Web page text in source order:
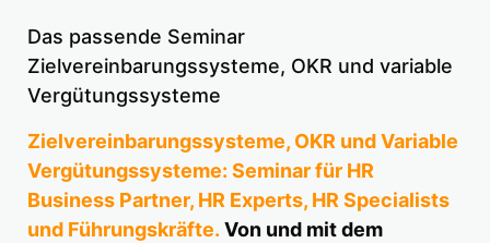
Das passende Seminar
Zielvereinbarungssysteme, OKR und variable
Vergütungssysteme
Zielvereinbarungssysteme, OKR und Variable
Vergütungssysteme: Seminar für HR
Business Partner, HR Experts, HR Specialists
und Führungskräfte. Von und mit dem